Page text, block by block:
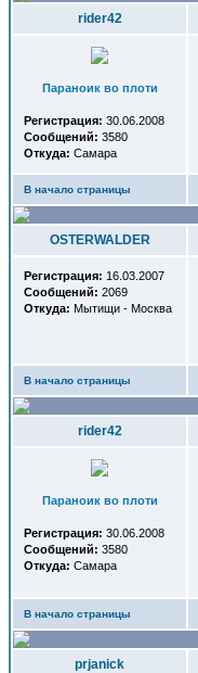
rider42
Параноик во плоти
Регистрация: 30.06.2008
Сообщений: 3580
Откуда: Самара
В начало страницы
OSTERWALDER
Регистрация: 16.03.2007
Сообщений: 2069
Откуда: Мытищи - Москва
В начало страницы
rider42
Параноик во плоти
Регистрация: 30.06.2008
Сообщений: 3580
Откуда: Самара
В начало страницы
prjanick